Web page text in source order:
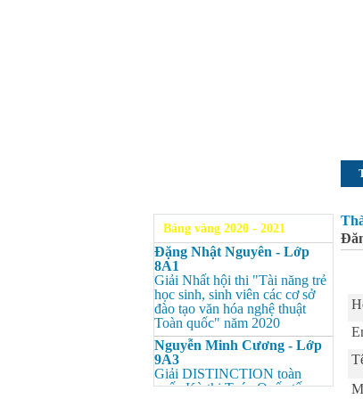
Bảng vàng 2020 - 2021
Đặng Nhật Nguyên - Lớp
8A1
Giải Nhất hội thi "Tài năng trẻ
học sinh, sinh viên các cơ sở
đào tạo văn hóa nghệ thuật
Toàn quốc" năm 2020
Nguyễn Minh Cương - Lớp
9A3
Giải DISTINCTION toàn
quốc Kỳ thi Toán Quốc tế